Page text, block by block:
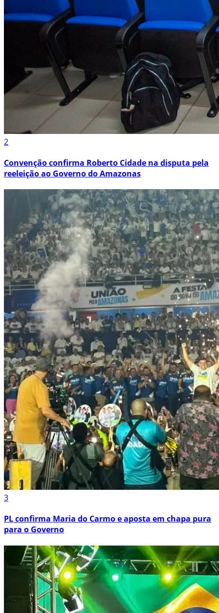
2
Convenção confirma Roberto Cidade na disputa pela
reeleição ao Governo do Amazonas
3
PL confirma Maria do Carmo e aposta em chapa pura
para o Governo